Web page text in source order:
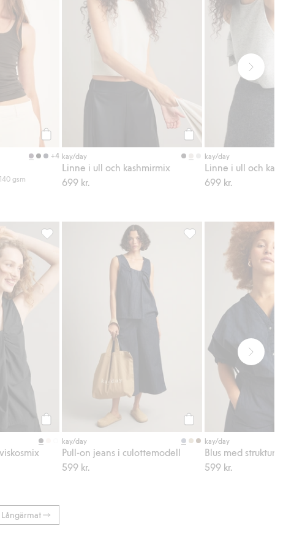
Köp
+4
gsm
Köp
kay/day
Linne i ull och kashmirmix
699 kr.
kay/day
Linne i ull och
699 kr.
i favoriter
Köp
Linne i bomull och viskosmix, Lägg till i favoriter
kay/day
Pull-on jeans i culottemodell
599 kr.
Pull-on jeans i
kay/day
Blus med struktur
599 kr.
Långärmat